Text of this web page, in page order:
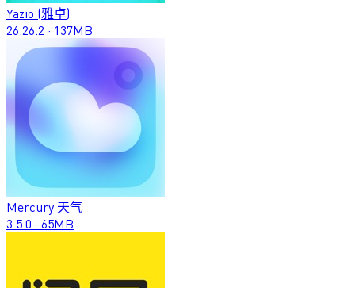
Yazio (雅卓)
26.26.2 · 137MB
Mercury 天气
3.5.0 · 65MB